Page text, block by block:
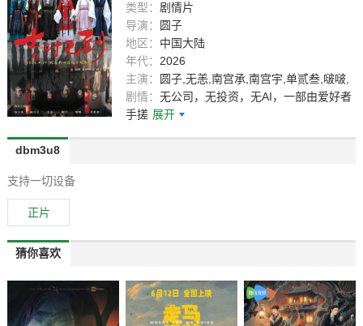
类型： 剧情片
导演：
圆子
地区： 中国大陆
年代： 2026
主演：
圆子,无恙,南宫承,南宫宇,单贰叁,啵啵,
灵川,花花,谢居海,吴国庆
剧情：无公司，无投资，无AI，一部由爱好者
手搓 展开
dbm3u8
支持一切设备
正片
猜你喜欢